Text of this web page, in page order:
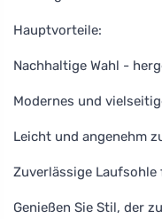
Hauptvorteile:
Nachhaltige Wahl -
Modernes und
Leicht und angenehm
Zuverlässige
Genießen Sie Stil, der